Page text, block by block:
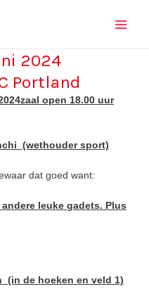
2024
Portland
open 18.00 uur
(wethouder sport)
dat goed want:
leuke gadets. Plus
(in de hoeken en veld 1)